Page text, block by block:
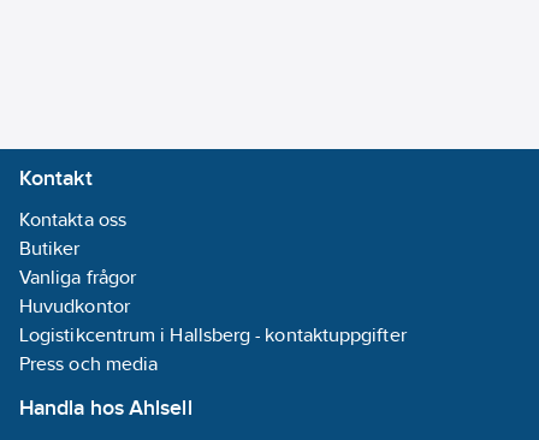
Kontakt
Kontakta oss
Butiker
Vanliga frågor
Huvudkontor
Logistikcentrum i Hallsberg - kontaktuppgifter
Press och media
Handla hos Ahlsell